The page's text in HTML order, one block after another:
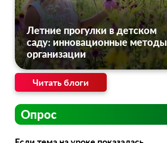
Летние прогулки в детском
саду: инновационные методы
организации
Читать блоги
Опрос